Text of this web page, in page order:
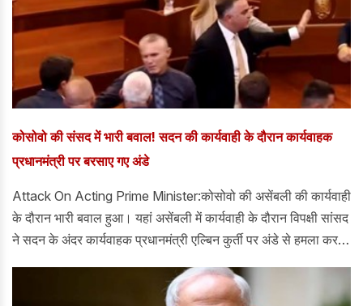
कोसोवो की संसद में भारी बवाल! सदन की कार्यवाही के दौरान कार्यवाहक
प्रधानमंत्री पर बरसाए गए अंडे
Attack On Acting Prime Minister:कोसोवो की असेंबली की कार्यवाही
के दौरान भारी बवाल हुआ। यहां असेंबली में कार्यवाही के दौरान विपक्षी सांसद
ने सदन के अंदर कार्यवाहक प्रधानमंत्री एल्बिन कुर्ती पर अंडे से हमला कर